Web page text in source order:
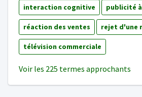
interaction cognitive publicité
réaction des ventes rejet d'une
télévision commerciale
Voir les 225 termes approchants